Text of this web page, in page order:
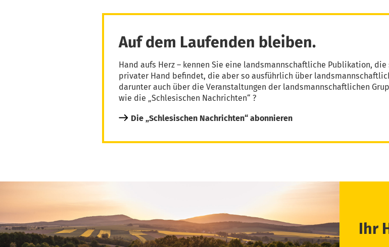
Auf dem Laufenden bleiben.
Hand aufs Herz – kennen Sie eine landsmannschaftliche Publikation,
privater Hand befindet, die aber so ausführlich über
darunter auch über die Veranstaltungen der landsmannschaftlichen
wie die „Schlesischen Nachrichten“ ?
Die „Schlesischen Nachrichten“ abonnieren
Ihr